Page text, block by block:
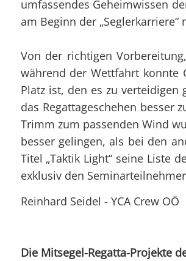
umfassendes Geheimwissen
am Beginn der
Von der richtigen
während der Wettfahrt konnte
Platz ist, den es zu
das Regattageschehen besser
Trimm zum passenden Wind
besser gelingen, als bei den
Titel „Taktik Light“ seine Liste
exklusiv den
Reinhard Seidel - YCA Crew OÖ
Die Mitsegel-Regatta-Projekte